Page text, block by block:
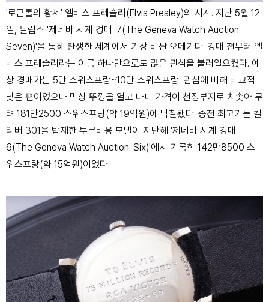
'로큰롤의 황제' 엘비스 프레슬리(Elvis Presley)의 시계. 지난 5월 12
일, 필립스 '제네바 시계 경매: 7(The Geneva Watch Auction:
Seven)'을 통해 탄생한 세계에서 가장 비싼 오메가다. 경매 전부터 엘
비스 프레슬리라는 이름 하나만으로도 많은 관심을 불러일으켰다. 예
상 경매가는 5만 스위스프랑~10만 스위스프랑. 관심에 비해 비교적
낮은 편이었으나 막상 뚜껑을 열고 나니 가격이 천정부지로 치솟아 무
려 181만2500 스위스프랑(약 19억원)에 낙찰됐다. 종전 최고가는 칼
리버 301을 탑재한 투르비용 모델이 지난해 '제네바 시계 경매:
6(The Geneva Watch Auction: Six)'에서 기록한 142만8500 스
위스프랑(약 15억원)이었다.